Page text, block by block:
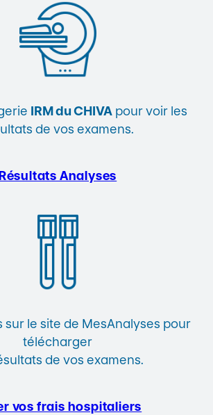
IRM du CHIVA pour voir les
de vos examens.
Analyses
sur le site de MesAnalyses pour
télécharger
de vos examens.
vos frais hospitaliers